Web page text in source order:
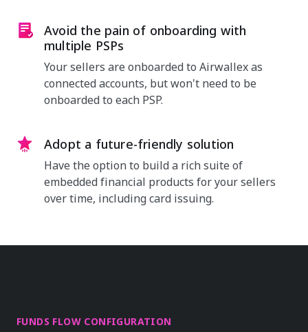
Avoid the pain of onboarding with
multiple PSPs
Your sellers are onboarded to Airwallex as
connected accounts, but won't need to be
onboarded to each PSP.
Adopt a future-friendly solution
Have the option to build a rich suite of
embedded financial products for your sellers
over time, including card issuing.
FUNDS FLOW CONFIGURATION